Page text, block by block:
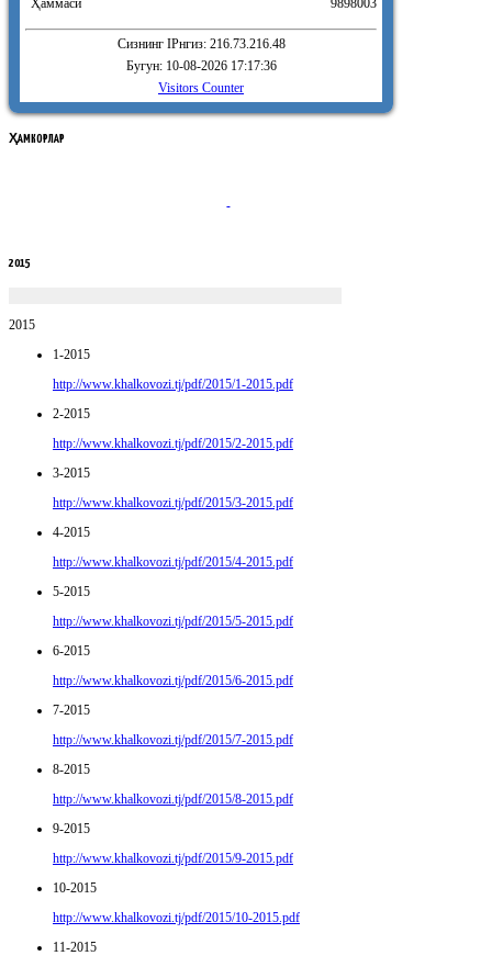
Ҳаммаси
9898003
Сизнинг IPнгиз: 216.73.216.48
Бугун: 10-08-2026 17:17:36
Visitors Counter
ҲАМКОРЛАР
2015
2015
1-2015
http://www.khalkovozi.tj/pdf/2015/1-2015.pdf
2-2015
http://www.khalkovozi.tj/pdf/2015/2-2015.pdf
3-2015
http://www.khalkovozi.tj/pdf/2015/3-2015.pdf
4-2015
http://www.khalkovozi.tj/pdf/2015/4-2015.pdf
5-2015
http://www.khalkovozi.tj/pdf/2015/5-2015.pdf
6-2015
http://www.khalkovozi.tj/pdf/2015/6-2015.pdf
7-2015
http://www.khalkovozi.tj/pdf/2015/7-2015.pdf
8-2015
http://www.khalkovozi.tj/pdf/2015/8-2015.pdf
9-2015
http://www.khalkovozi.tj/pdf/2015/9-2015.pdf
10-2015
http://www.khalkovozi.tj/pdf/2015/10-2015.pdf
11-2015